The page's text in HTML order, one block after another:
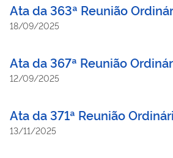
Ata da 363ª Reunião
18/09/2025
Ata da 367ª Reunião
12/09/2025
Ata da 371ª Reunião
13/11/2025